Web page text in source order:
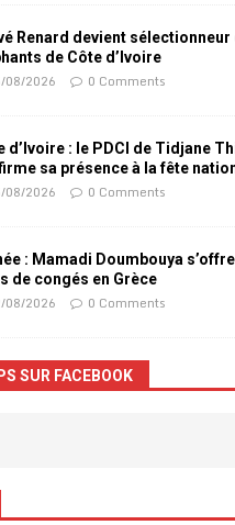
Renard devient sélectionneur
de Côte d’Ivoire
08/2026 0 Comments
d’Ivoire : le PDCI de Tidjane
sa présence à la fête
08/2026 0 Comments
: Mamadi Doumbouya
de congés en Grèce
08/2026 0 Comments
SUR FACEBOOK